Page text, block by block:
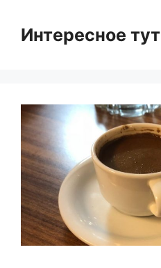
contentИнтересное тут